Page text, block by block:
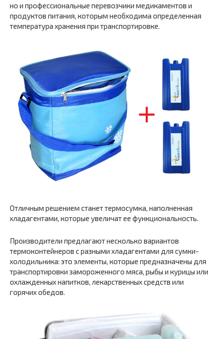
но и профессиональные перевозчики медикаментов и
продуктов питания, которым необходима определенная
температура хранения при транспортировке.
Отличным решением станет термосумка, наполненная
хладагентами, которые увеличат ее функциональность.
Производители предлагают несколько вариантов
термоконтейнеров с разными хладагентами для сумки-
холодильника: это элементы, которые предназначены для
транспортировки замороженного мяса, рыбы и курицы или
охлажденных напитков, лекарственных средств или
горячих обедов.